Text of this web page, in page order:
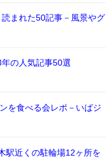
まれた50記事－風景やグ
の人気記事50選
を食べる会レポ－いばジ
駅近くの駐輪場12ヶ所を